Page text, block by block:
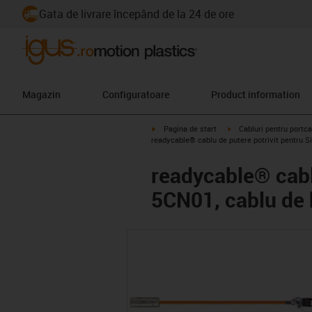
Gata de livrare începând de la 24 de ore
Magazin Configuratoare Product information
igus-icon-arrow-right
Pagina de start igus-icon-arrow-right
Cabluri pentru
readycable® cablu de putere potrivit pentru
readycable®
5CN01, cablu